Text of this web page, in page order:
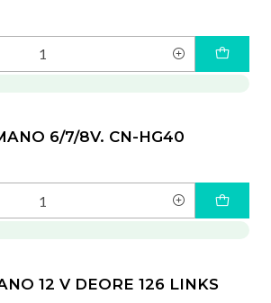
6/7/8V. CN-HG40
12 V DEORE 126 LINKS